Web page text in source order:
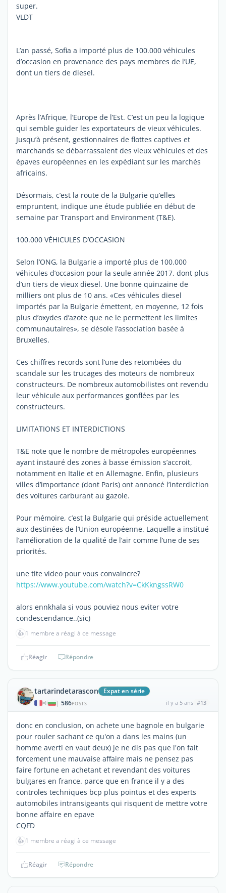
super.
VLDT
L’an passé, Sofia a importé plus de 100.000 véhicules
d’occasion en provenance des pays membres de l’UE,
dont un tiers de diesel.
Après l’Afrique, l’Europe de l’Est. C’est un peu la logique
qui semble guider les exportateurs de vieux véhicules.
Jusqu’à présent, gestionnaires de flottes captives et
marchands se débarrassaient des vieux véhicules et des
épaves européennes en les expédiant sur les marchés
africains.
Désormais, c’est la route de la Bulgarie qu’elles
empruntent, indique une étude publiée en début de
semaine par Transport and Environment (T&E).
100.000 VÉHICULES D’OCCASION
Selon l’ONG, la Bulgarie a importé plus de 100.000
véhicules d’occasion pour la seule année 2017, dont plus
d’un tiers de vieux diesel. Une bonne quinzaine de
milliers ont plus de 10 ans. «Ces véhicules diesel
importés par la Bulgarie émettent, en moyenne, 12 fois
plus d’oxydes d’azote que ne le permettent les limites
communautaires», se désole l’association basée à
Bruxelles.
Ces chiffres records sont l’une des retombées du
scandale sur les trucages des moteurs de nombreux
constructeurs. De nombreux automobilistes ont revendu
leur véhicule aux performances gonflées par les
constructeurs.
LIMITATIONS ET INTERDICTIONS
T&E note que le nombre de métropoles européennes
ayant instauré des zones à basse émission s’accroit,
notamment en Italie et en Allemagne. Enfin, plusieurs
villes d’importance (dont Paris) ont annoncé l’interdiction
des voitures carburant au gazole.
Pour mémoire, c’est la Bulgarie qui préside actuellement
aux destinées de l’Union européenne. Laquelle a institué
l’amélioration de la qualité de l’air comme l’une de ses
priorités.
une tite video pour vous convaincre?
https://www.youtube.com/watch?v=CkKkngssRW0
alors ennkhala si vous pouviez nous eviter votre
condescendance..(sic)
👍 1 membre a réagi à ce message
Réagir Répondre
tartarindetarascon Expat en série
| 586POSTS il y a 5 ans #13
donc en conclusion, on achete une bagnole en bulgarie
pour rouler sachant ce qu'on a dans les mains (un
homme averti en vaut deux) je ne dis pas que l'on fait
forcement une mauvaise affaire mais ne pensez pas
faire fortune en achetant et revendant des voitures
bulgares en france. parce que en france il y a des
controles techniques bcp plus pointus et des experts
automobiles intransigeants qui risquent de mettre votre
bonne affaire en epave
CQFD
👍 1 membre a réagi à ce message
Réagir Répondre